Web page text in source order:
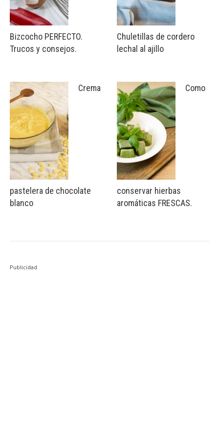
Bizcocho PERFECTO.
Trucos y consejos.
Crema
pastelera de chocolate
blanco
Chuletillas de cordero
lechal al ajillo
Como
conservar hierbas
aromáticas FRESCAS.
Publicidad